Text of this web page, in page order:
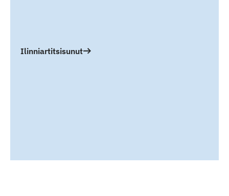
Ilinniartitsisunut